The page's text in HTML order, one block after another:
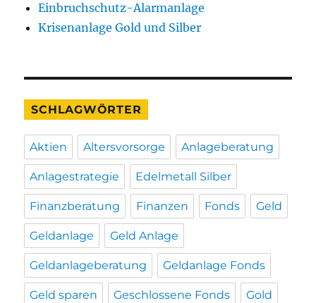
Einbruchschutz-Alarmanlage
Krisenanlage Gold und Silber
SCHLAGWÖRTER
Aktien Altersvorsorge Anlageberatung
Anlagestrategie Edelmetall Silber
Finanzberatung Finanzen Fonds Geld
Geldanlage Geld Anlage
Geldanlageberatung Geldanlage Fonds
Geld sparen Geschlossene Fonds Gold